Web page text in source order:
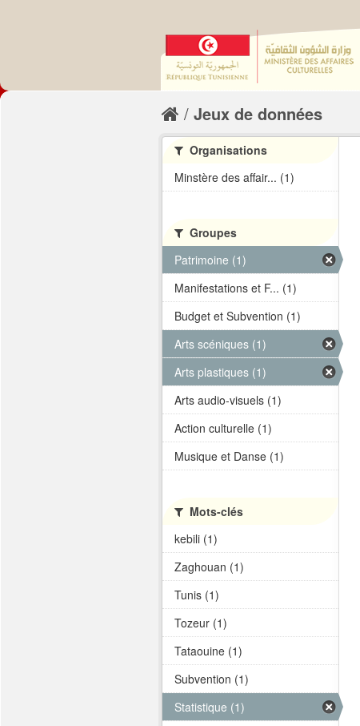
Jeux de données
Organisations
Minstère des affair... (1)
Groupes
Patrimoine (1)
Manifestations et F... (1)
Budget et Subvention (1)
Arts scéniques (1)
Arts plastiques (1)
Arts audio-visuels (1)
Action culturelle (1)
Musique et Danse (1)
Mots-clés
kebili (1)
Zaghouan (1)
Tunis (1)
Tozeur (1)
Tataouine (1)
Subvention (1)
Statistique (1)